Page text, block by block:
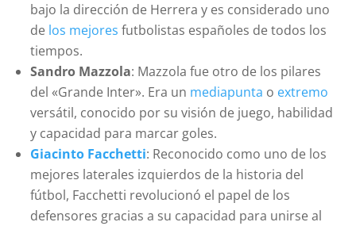
bajo la dirección de Herrera y es considerado uno
de los mejores futbolistas españoles de todos los
tiempos.
Sandro Mazzola: Mazzola fue otro de los pilares
del «Grande Inter». Era un mediapunta o extremo
versátil, conocido por su visión de juego, habilidad
y capacidad para marcar goles.
Giacinto Facchetti: Reconocido como uno de los
mejores laterales izquierdos de la historia del
fútbol, Facchetti revolucionó el papel de los
defensores gracias a su capacidad para unirse al